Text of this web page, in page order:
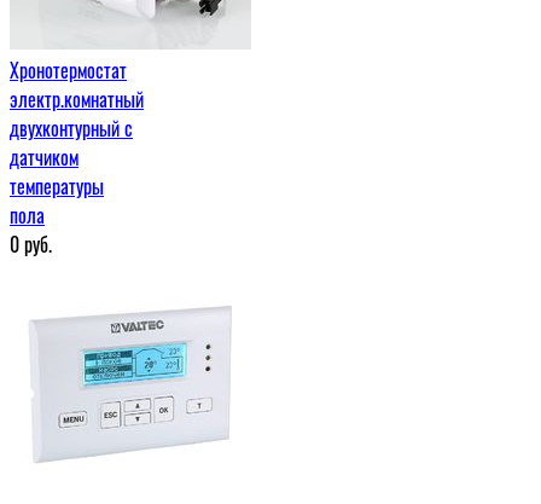
Хронотермостат
электр.комнатный
двухконтурный с
датчиком
температуры
пола
0руб.